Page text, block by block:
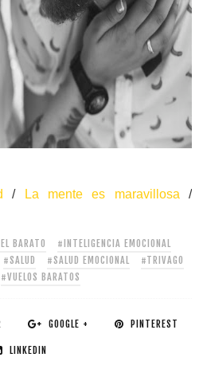
/ La mente es maravillosa /
BARATO
#INTELIGENCIA EMOCIONAL
#SALUD #SALUD EMOCIONAL
#TRIVAGO
#VUELOS BARATOS
GOOGLE + PINTEREST
LINKEDIN